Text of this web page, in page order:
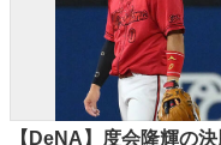
【DeNA】度会隆輝の